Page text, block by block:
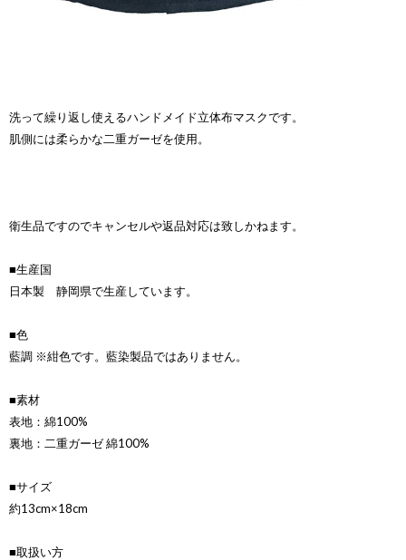
洗って繰り返し使えるハンドメイド立体布マスクです。
肌側には柔らかな二重ガーゼを使用。
衛生品ですのでキャンセルや返品対応は致しかねます。
■生産国
日本製 静岡県で生産しています。
■色
藍調 ※紺色です。藍染製品ではありません。
■素材
表地：綿100%
裏地：二重ガーゼ 綿100%
■サイズ
約13cm×18cm
■取扱い方